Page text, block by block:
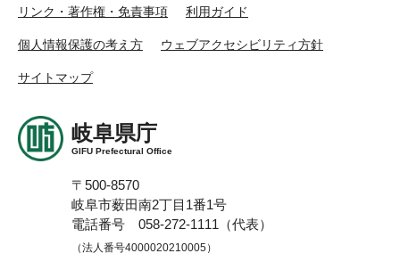
リンク・著作権・免責事項 利用ガイド
個人情報保護の考え方 ウェブアクセシビリティ方針
サイトマップ
岐阜県庁
GIFU Prefectural Office
〒500-8570
岐阜市薮田南2丁目1番1号
電話番号 058-272-1111（代表）
（法人番号4000020210005）